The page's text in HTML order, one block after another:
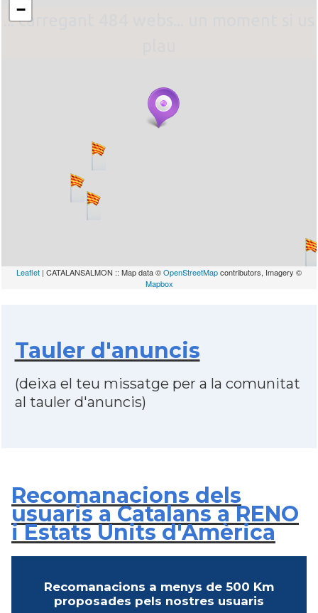
... carregant 484 webs... un moment si us
−
Leaflet | CATALANSALMON :: Map data ©OpenStreetMapcontributors, Imagery ©
Mapbox
Tauler d'anuncis
(deixa el teu missatge per a la comunitat
al tauler d'anuncis)
Recomanacions dels
usuaris a Catalans a RENO
i Estats Units d'Amèrica
Recomanacions a menys de 500 Km
proposades pels nostres usuaris